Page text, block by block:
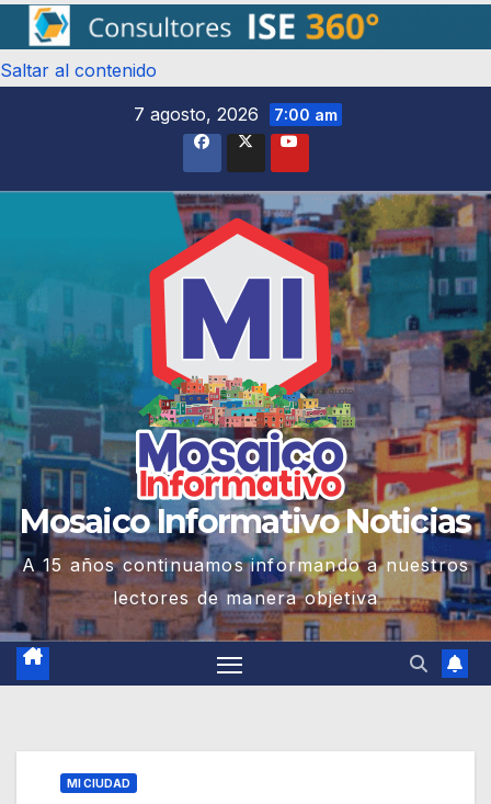
Saltar al contenido
7 agosto, 2026
7:00 am
Mosaico Informativo Noticias
A 15 años continuamos informando a nuestros
lectores de manera objetiva
MI CIUDAD